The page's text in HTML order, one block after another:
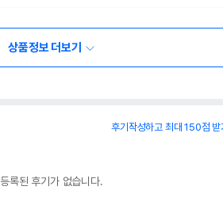
상품정보 더보기
후기작성하고 최대 150점 받
등록된 후기가 없습니다.